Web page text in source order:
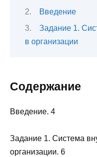
Введение
Задание 1.
в организации
Содержание
Введение. 4
Задание 1. Система
организации. 6